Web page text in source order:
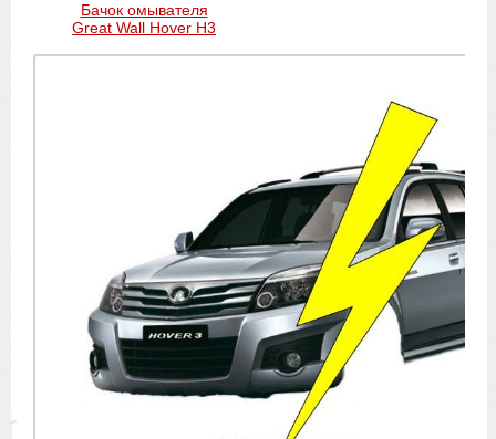
Бачок омывателя
Great Wall Hover H3